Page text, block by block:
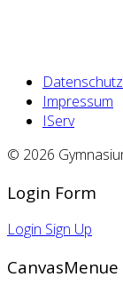
Datenschutz
Impressum
IServ
© 2026
Login Form
Login Sign Up
CanvasMenue